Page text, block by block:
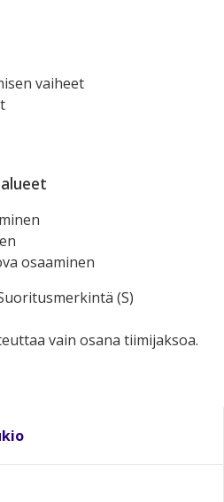
vaiheet
osaaminen
(S)
vain osana tiimijaksoa.